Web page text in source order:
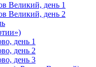
Великий, день 1
Великий, день 2
день 1
день 2
день 3